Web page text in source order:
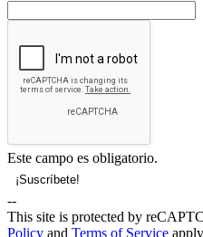
Este campo es obligatorio.
--
This site is protected by
Policy and Terms of Service